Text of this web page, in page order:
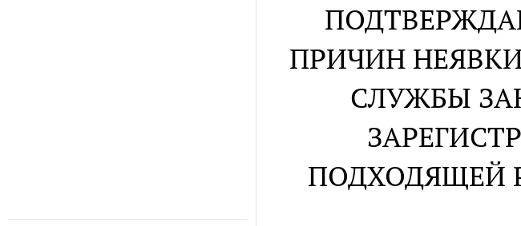
ПРИЧИН
СЛУЖБЫ
ПОДХОДЯЩЕЙ